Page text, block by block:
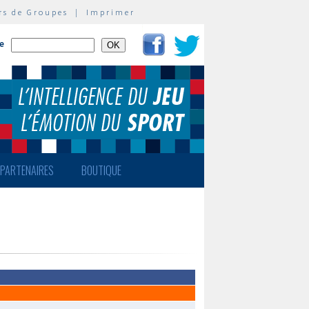
de Groupes | Imprimer
PARTENAIRES BOUTIQUE